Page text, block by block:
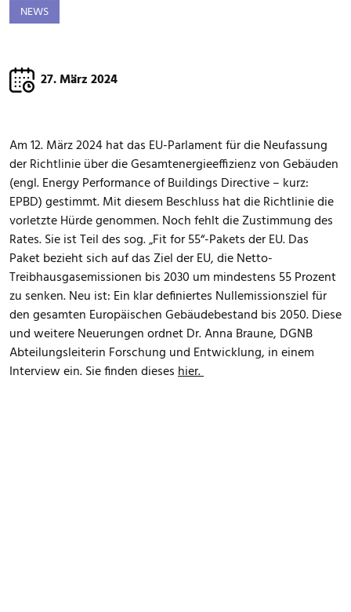
NEWS
27. März 2024
Am 12. März 2024 hat das EU-Parlament für die Neufassung
der Richtlinie über die Gesamtenergieeffizienz von Gebäuden
(engl. Energy Performance of Buildings Directive – kurz:
EPBD) gestimmt. Mit diesem Beschluss hat die Richtlinie die
vorletzte Hürde genommen. Noch fehlt die Zustimmung des
Rates. Sie ist Teil des sog. „Fit for 55“-Pakets der EU. Das
Paket bezieht sich auf das Ziel der EU, die Netto-
Treibhausgasemissionen bis 2030 um mindestens 55 Prozent
zu senken. Neu ist: Ein klar definiertes Nullemissionsziel für
den gesamten Europäischen Gebäudebestand bis 2050. Diese
und weitere Neuerungen ordnet Dr. Anna Braune, DGNB
Abteilungsleiterin Forschung und Entwicklung, in einem
Interview ein. Sie finden dieseshier.